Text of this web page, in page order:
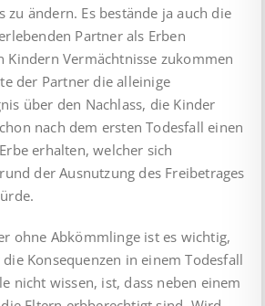
zu ändern. Es bestände ja auch die
Partner als Erben
Kindern Vermächtnisse zukommen
der Partner die alleinige
über den Nachlass, die Kinder
nach dem ersten Todesfall einen
erhalten, welcher sich
der Ausnutzung des Freibetrages
ohne Abkömmlinge ist es wichtig,
Konsequenzen in einem Todesfall
nicht wissen, ist, dass neben einem